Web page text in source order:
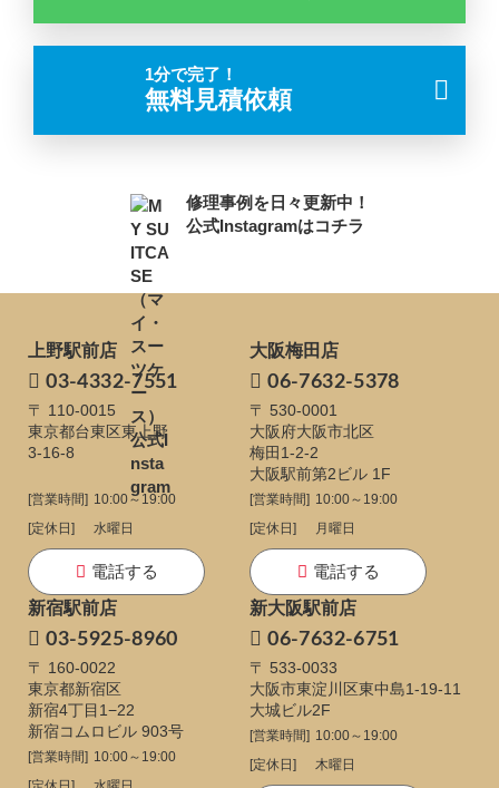
1分で完了！
無料見積依頼
修理事例を日々更新中！
公式Instagramはコチラ
上野駅前店
03-4332-7551
〒 110-0015
東京都台東区東上野
3-16-8
[営業時間] 10:00～19:00
[定休日]
水曜日
電話する
大阪梅田店
06-7632-5378
〒 530-0001
大阪府大阪市北区
梅田1-2-2
大阪駅前第2ビル 1F
[営業時間] 10:00～19:00
[定休日]
月曜日
電話する
新宿駅前店
03-5925-8960
〒 160-0022
東京都新宿区
新宿4丁目1−22
新宿コムロビル 903号
[営業時間] 10:00～19:00
新大阪駅前店
06-7632-6751
〒 533-0033
大阪市東淀川区東中島1-19-11
大城ビル2F
[営業時間] 10:00～19:00
[定休日]
木曜日